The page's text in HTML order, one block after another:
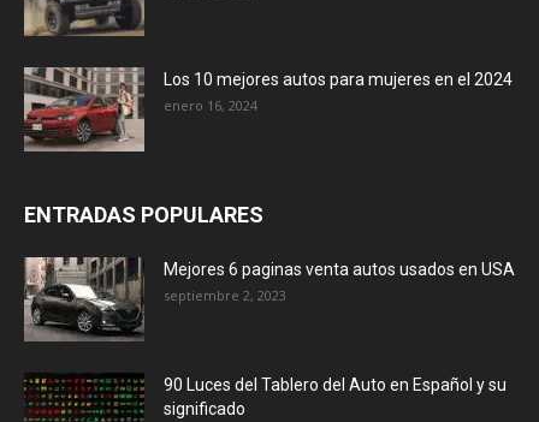
Los 10 mejores autos para mujeres en el 2024
enero 16, 2024
ENTRADAS POPULARES
Mejores 6 paginas venta autos usados en USA
septiembre 2, 2023
90 Luces del Tablero del Auto en Español y su
significado